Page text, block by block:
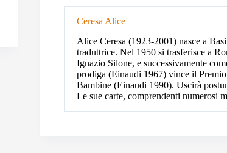
Ceresa Alice
Alice Ceresa (1923-2001) nasce a
traduttrice. Nel 1950 si trasferisce a
Ignazio Silone, e successivamente
prodiga (Einaudi 1967) vince il
Bambine (Einaudi 1990). Uscirà
Le sue carte, comprendenti numerosi